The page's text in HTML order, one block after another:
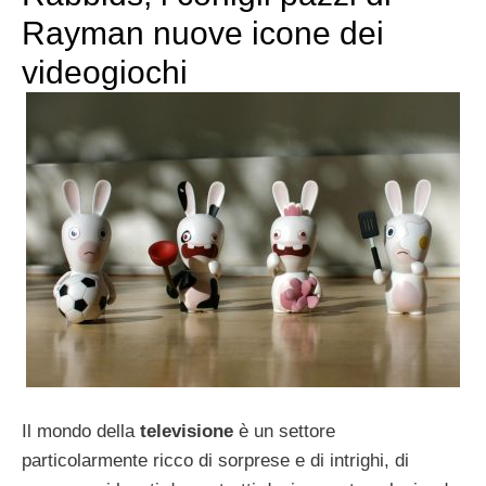
Rayman nuove icone dei
videogiochi
Il mondo della televisione è un settore
particolarmente ricco di sorprese e di intrighi, di